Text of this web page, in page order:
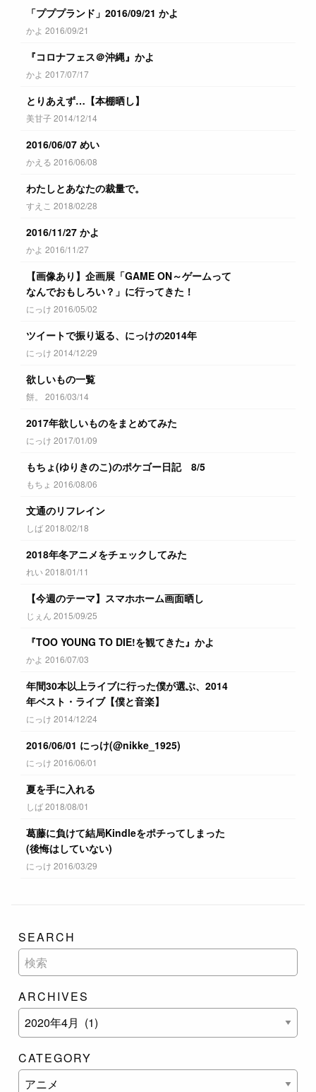
「プププランド」2016/09/21 かよ
かよ 2016/09/21
『コロナフェス＠沖縄』かよ
かよ 2017/07/17
とりあえず…【本棚晒し】
美甘子 2014/12/14
2016/06/07 めい
かえる 2016/06/08
わたしとあなたの裁量で。
すえこ 2018/02/28
2016/11/27 かよ
かよ 2016/11/27
【画像あり】企画展「GAME ON～ゲームって
なんでおもしろい？」に行ってきた！
にっけ 2016/05/02
ツイートで振り返る、にっけの2014年
にっけ 2014/12/29
欲しいもの一覧
餅。 2016/03/14
2017年欲しいものをまとめてみた
にっけ 2017/01/09
もちょ(ゆりきのこ)のポケゴー日記 8/5
もちょ 2016/08/06
文通のリフレイン
しば 2018/02/18
2018年冬アニメをチェックしてみた
れい 2018/01/11
【今週のテーマ】スマホホーム画面晒し
じぇん 2015/09/25
『TOO YOUNG TO DIE!を観てきた』かよ
かよ 2016/07/03
年間30本以上ライブに行った僕が選ぶ、2014
年ベスト・ライブ【僕と音楽】
にっけ 2014/12/24
2016/06/01 にっけ(@nikke_1925)
にっけ 2016/06/01
夏を手に入れる
しば 2018/08/01
葛藤に負けて結局Kindleをポチってしまった
(後悔はしていない)
にっけ 2016/03/29
SEARCH
ARCHIVES
CATEGORY